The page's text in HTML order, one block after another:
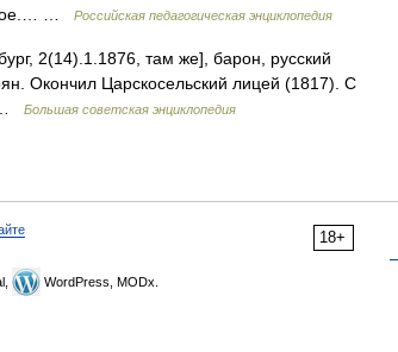
…
Российская педагогическая энциклопедия
2(14).1.1876, там же], барон, русский
Окончил Царскосельский лицей (1817). С
…
Большая советская энциклопедия
18+
WordPress, MODx.